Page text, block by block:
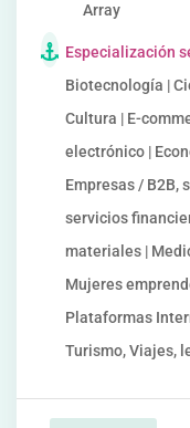
Array
Especialización
Biotecnología |
Cultura | E-
electrónico |
Empresas / B2B,
servicios
materiales |
Mujeres
Plataformas
Turismo, Viajes,